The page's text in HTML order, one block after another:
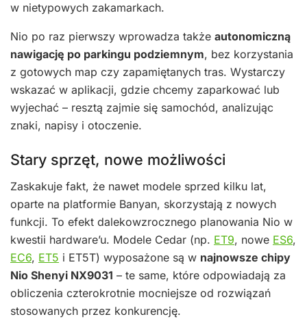
w nietypowych zakamarkach.
Nio po raz pierwszy wprowadza także autonomiczną
nawigację po parkingu podziemnym, bez korzystania
z gotowych map czy zapamiętanych tras. Wystarczy
wskazać w aplikacji, gdzie chcemy zaparkować lub
wyjechać – resztą zajmie się samochód, analizując
znaki, napisy i otoczenie.
Stary sprzęt, nowe możliwości
Zaskakuje fakt, że nawet modele sprzed kilku lat,
oparte na platformie Banyan, skorzystają z nowych
funkcji. To efekt dalekowzrocznego planowania Nio w
kwestii hardware’u. Modele Cedar (np. ET9, nowe ES6,
EC6, ET5 i ET5T) wyposażone są w najnowsze chipy
Nio Shenyi NX9031 – te same, które odpowiadają za
obliczenia czterokrotnie mocniejsze od rozwiązań
stosowanych przez konkurencję.